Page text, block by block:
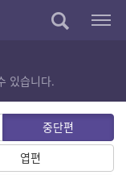
있습니다.
중단편
엽편